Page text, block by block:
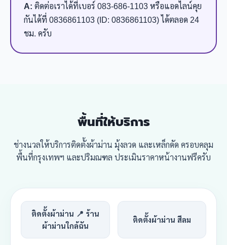
A: ติดต่อเราได้ที่เบอร์ 083-686-1103 หรือแอดไลน์คุย
กันได้ที่ 0836861103 (ID: 0836861103) ได้ตลอด 24
ชม. ครับ
พื้นที่ให้บริการ
ช่างนวลให้บริการติดตั้งผ้าม่าน มุ้งลวด และเหล็กดัด ครอบคลุม
พื้นที่กรุงเทพฯ และปริมณฑล ประเมินราคาหน้างานฟรีครับ
ติดตั้งผ้าม่าน 📍 ร้าน
ผ้าม่านใกล้ฉัน
ติดตั้งผ้าม่าน สีลม